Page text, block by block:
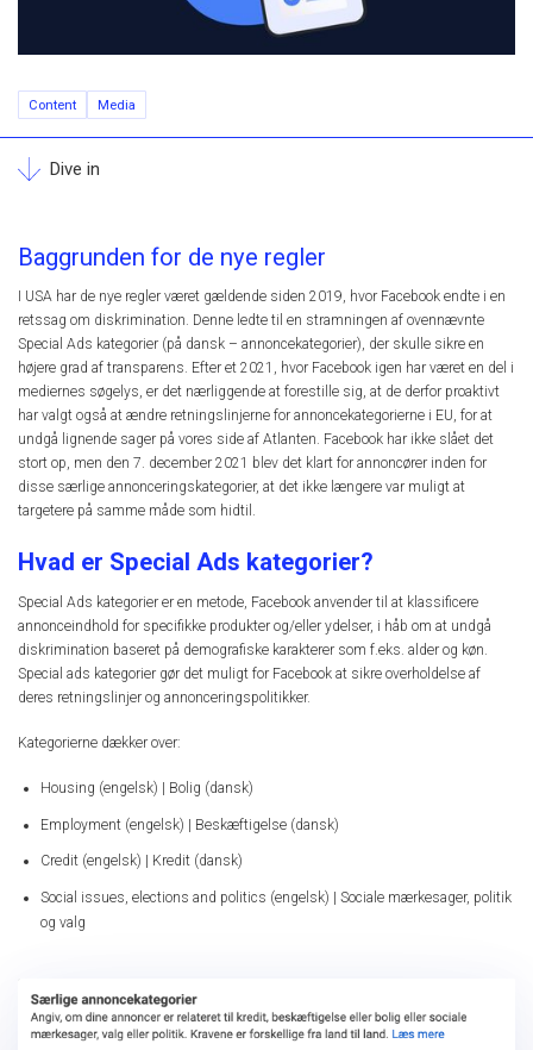
Content Media
Dive in
Baggrunden for de nye regler
I USA har de nye regler været gældende siden 2019, hvor Facebook endte i en
retssag om diskrimination. Denne ledte til en stramningen af ovennævnte
Special Ads kategorier (på dansk – annoncekategorier), der skulle sikre en
højere grad af transparens. Efter et 2021, hvor Facebook igen har været en del i
mediernes søgelys, er det nærliggende at forestille sig, at de derfor proaktivt
har valgt også at ændre retningslinjerne for annoncekategorierne i EU, for at
undgå lignende sager på vores side af Atlanten. Facebook har ikke slået det
stort op, men den 7. december 2021 blev det klart for annoncører inden for
disse særlige annonceringskategorier, at det ikke længere var muligt at
targetere på samme måde som hidtil.
Hvad er Special Ads kategorier?
Special Ads kategorier er en metode, Facebook anvender til at klassificere
annonceindhold for specifikke produkter og/eller ydelser, i håb om at undgå
diskrimination baseret på demografiske karakterer som f.eks. alder og køn.
Special ads kategorier gør det muligt for Facebook at sikre overholdelse af
deres retningslinjer og annonceringspolitikker.
Kategorierne dækker over:
Housing (engelsk) | Bolig (dansk)
Employment (engelsk) | Beskæftigelse (dansk)
Credit (engelsk) | Kredit (dansk)
Social issues, elections and politics (engelsk) | Sociale mærkesager, politik
og valg